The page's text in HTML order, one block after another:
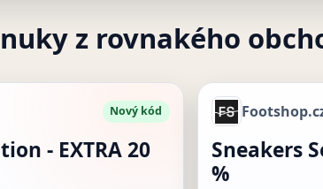
z rovnakého
Nový kód
- EXTRA 20
Sneakers
%